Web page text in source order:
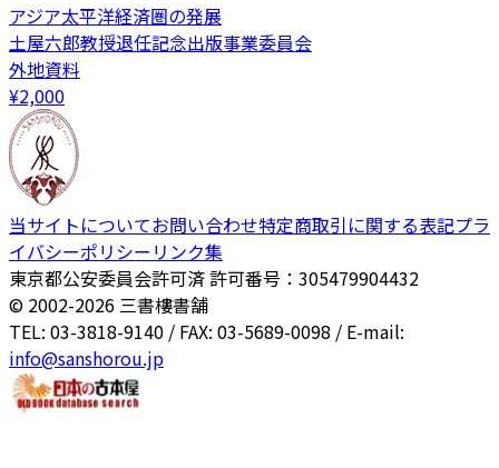
アジア太平洋経済圏の発展
土屋六郎教授退任記念出版事業委員会
外地資料
¥2,000
当サイトについてお問い合わせ特定商取引に関する表記プラ
イバシーポリシー リンク集
東京都公安委員会許可済 許可番号：305479904432
© 2002-2026 三書樓書舗
TEL: 03-3818-9140 / FAX: 03-5689-0098 / E-mail:
info@sanshorou.jp